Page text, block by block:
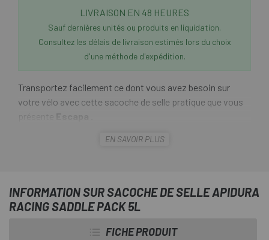
LIVRAISON EN 48 HEURES
Sauf dernières unités ou produits en liquidation.
Consultez les délais de livraison estimés lors du choix
d'une méthode d'expédition.
Transportez facilement ce dont vous avez besoin sur
votre vélo avec cette sacoche de selle pratique que vous
Escapa .
Apidura Racing Saddle Pack 5L
longues distances.
EN SAVOIR PLUS
INFORMATION SUR SACOCHE DE SELLE APIDURA
RACING SADDLE PACK 5L
FICHE PRODUIT